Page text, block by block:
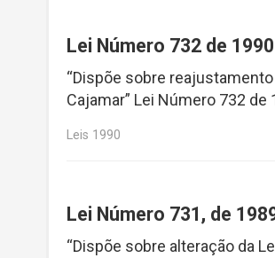
Lei Número 732 de 1990
“Dispõe sobre
Cajamar” Lei Número 732 de
Leis 1990
Lei Número 731, de
“Dispõe sobre alteração da